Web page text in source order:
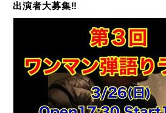
出演者大募集‼️